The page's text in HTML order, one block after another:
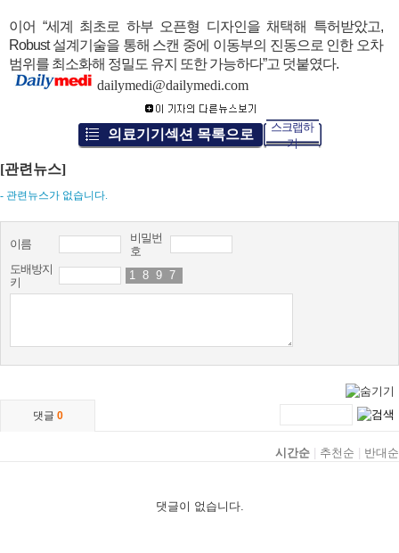
이어 “세계 최초로 하부 오픈형 디자인을 채택해 특허받았고,
Robust 설계기술을 통해 스캔 중에 이동부의 진동으로 인한 오차
범위를 최소화해 정밀도 유지 또한 가능하다”고 덧붙였다.
dailymedi@dailymedi.com
의료기기섹션 목록으로
스크랩하
기
[관련뉴스]
- 관련뉴스가 없습니다.